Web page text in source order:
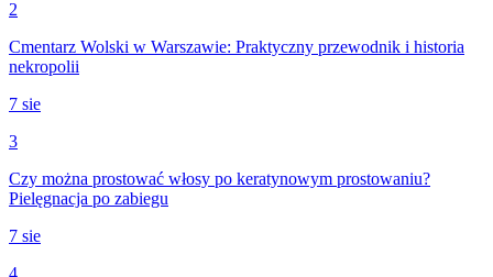
2
Cmentarz Wolski w Warszawie: Praktyczny przewodnik i historia
nekropolii
7 sie
3
Czy można prostować włosy po keratynowym prostowaniu?
Pielęgnacja po zabiegu
7 sie
4